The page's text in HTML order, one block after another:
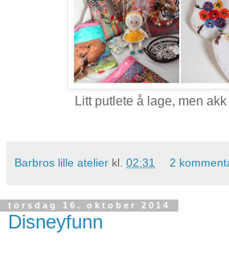
Litt putlete å lage, men
Barbros lille atelier kl. 02:31 2
torsdag 16. oktober 2014
Disneyfunn